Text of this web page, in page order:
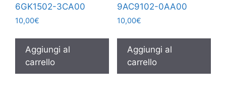
6GK1502-3CA00
10,00€
Aggiungi al
carrello
9AC9102-0AA00
10,00€
Aggiungi al
carrello